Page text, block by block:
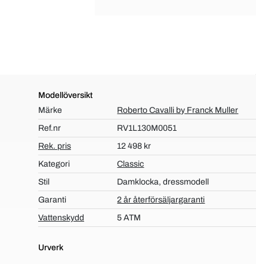
Modellöversikt
Märke
Roberto Cavalli by Franck Muller
Ref.nr
RV1L130M0051
Rek. pris
12 498 kr
Kategori
Classic
Stil
Damklocka, dressmodell
Garanti
2 år återförsäljargaranti
Vattenskydd
5 ATM
Urverk